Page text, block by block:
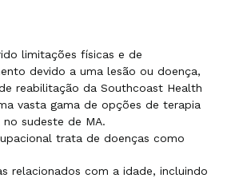
limitações físicas e de
devido a uma lesão ou doença,
reabilitação da Southcoast Health
vasta gama de opções de terapia
sudeste de MA.
trata de doenças como
relacionados com a idade, incluindo